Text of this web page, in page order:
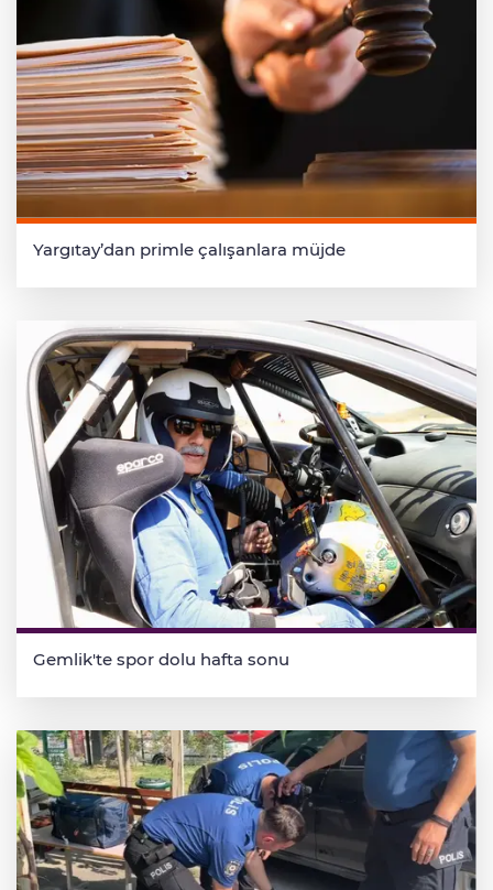
Yargıtay’dan primle çalışanlara müjde
Gemlik'te spor dolu hafta sonu